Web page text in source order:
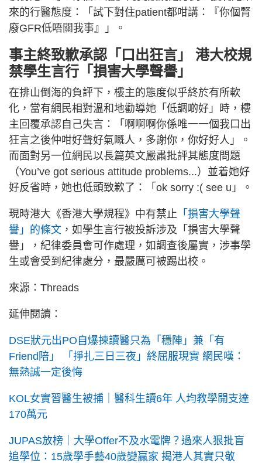
來的行醫態度：「試下對住patient都咁講：『你個腎
廢GFR低唔關我事』」。
事主終致歉承認「口出狂言」 港大校規
禁學生言行「損害大學聲譽」
在排山倒海的負評下，樓主的態度似乎終於有所軟
化，當有網民相對溫和地勸導她「低調啲好」時，樓
主回覆承認自己失言：「啊啊啊你係唯一一個我口出
狂言之後仲咁好聲好氣嘅人，多謝你，你好好人」。
而面對另一位網民以長篇英文嚴肅批評其態度問題
（You’ve got serious attitude problems...）並着她好
好反省時，她也低頭致歉了：「ok sorry :( see u」。
現時港大《香港大學規程》中有禁止 「損害大學聲
譽」的條文 ，如學生言行被投訴涉及「損害大學聲
譽」，紀律委員會可作處理，如調查後屬實，涉事學
生或會受到紀律處分，最嚴厲可被踢出校。
來源：Threads
延伸閱讀：
DSE狀元出PO自爆揀讀醫只為「穩陣」兼「有
Friend陪」 「掙扎三日三夜」終屈服現實 網民嘆：
無熱誠一定後悔
KOL女實習醫生被捕｜醫科生讀6年 人均教學開支達
170萬元
JUPAS放榜｜大學Offer不及水電牌？過來人狠批盲
追學位：15歲學手藝40歲變贏家 揭港人其實只敬